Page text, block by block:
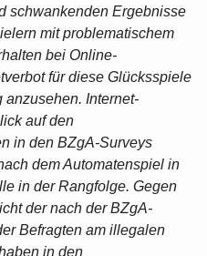
schwankenden Ergebnisse
mit problematischem
bei Online-
für diese Glücksspiele
Internet-
auf den
in den BZgA-Surveys
dem Automatenspiel in
in der Rangfolge. Gegen
der nach der BZgA-
Befragten am illegalen
in den